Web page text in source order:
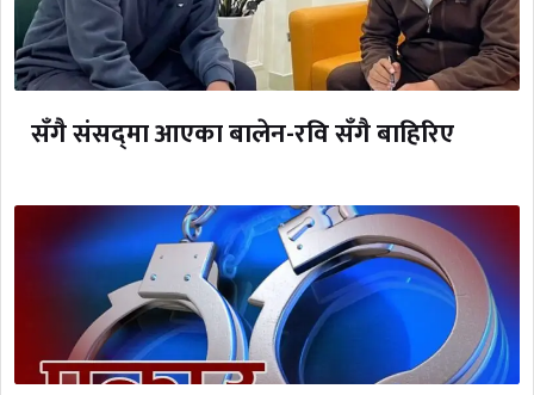
सँगै संसद्‌मा आएका बालेन-रवि सँगै बाहिरिए